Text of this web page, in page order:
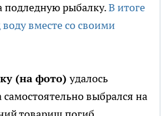
подледную рыбалку.В итоге
вместе со своими
(на фото)удалось
выбрался на